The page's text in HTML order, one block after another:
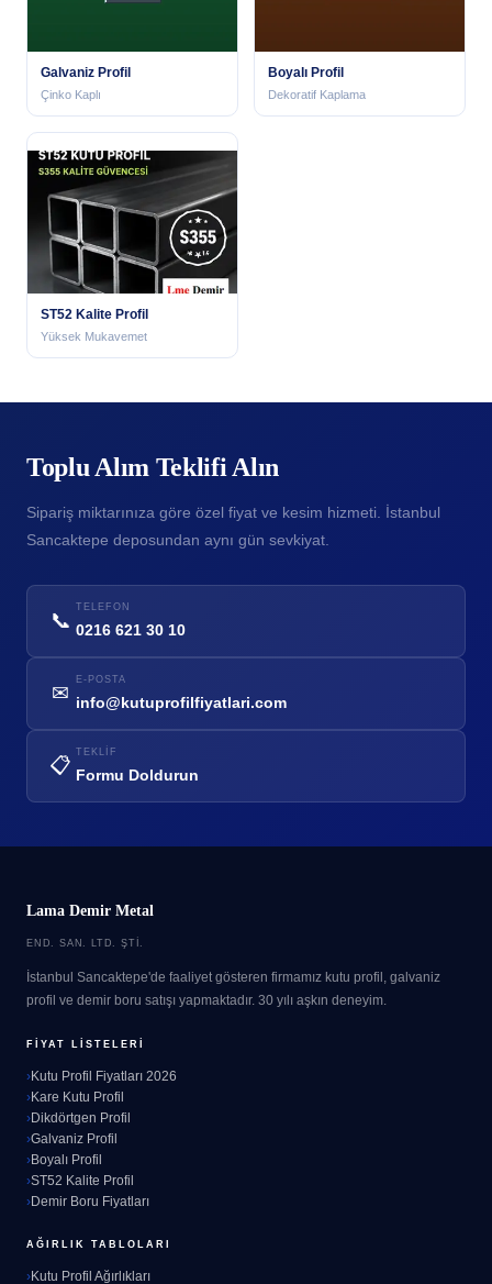
Galvaniz Profil
Çinko Kaplı
Boyalı Profil
Dekoratif Kaplama
ST52 Kalite Profil
Yüksek Mukavemet
Toplu Alım Teklifi Alın
Sipariş miktarınıza göre özel fiyat ve kesim hizmeti. İstanbul
Sancaktepe deposundan aynı gün sevkiyat.
📞
TELEFON
0216 621 30 10
✉
E-POSTA
info@kutuprofilfiyatlari.com
📋
TEKLIF
Formu Doldurun
Lama Demir Metal
END. SAN. LTD. ŞTI.
İstanbul Sancaktepe'de faaliyet gösteren firmamız kutu profil, galvaniz
profil ve demir boru satışı yapmaktadır. 30 yılı aşkın deneyim.
FIYAT LISTELERI
Kutu Profil Fiyatları 2026
Kare Kutu Profil
Dikdörtgen Profil
Galvaniz Profil
Boyalı Profil
ST52 Kalite Profil
Demir Boru Fiyatları
AĞIRLIK TABLOLARI
Kutu Profil Ağırlıkları